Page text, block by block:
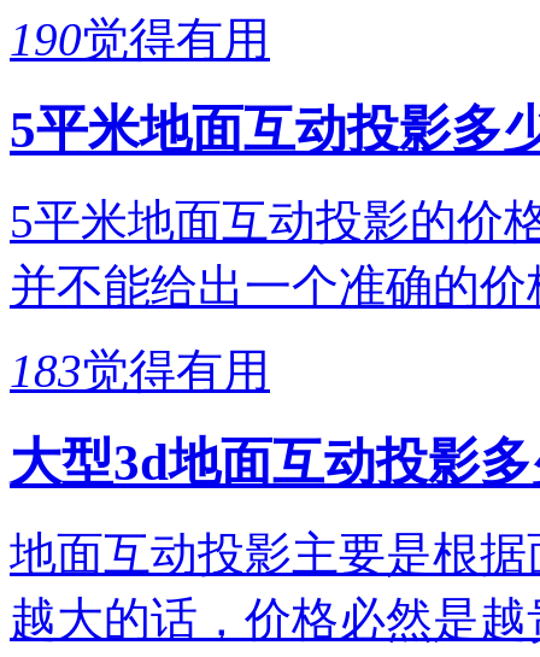
190觉得有用
5平米地面互动投影多
5平米地面互动投影的价
并不能给出一个准确的
183觉得有用
大型3d地面互动投影
地面互动投影主要是根
越大的话，价格必然是